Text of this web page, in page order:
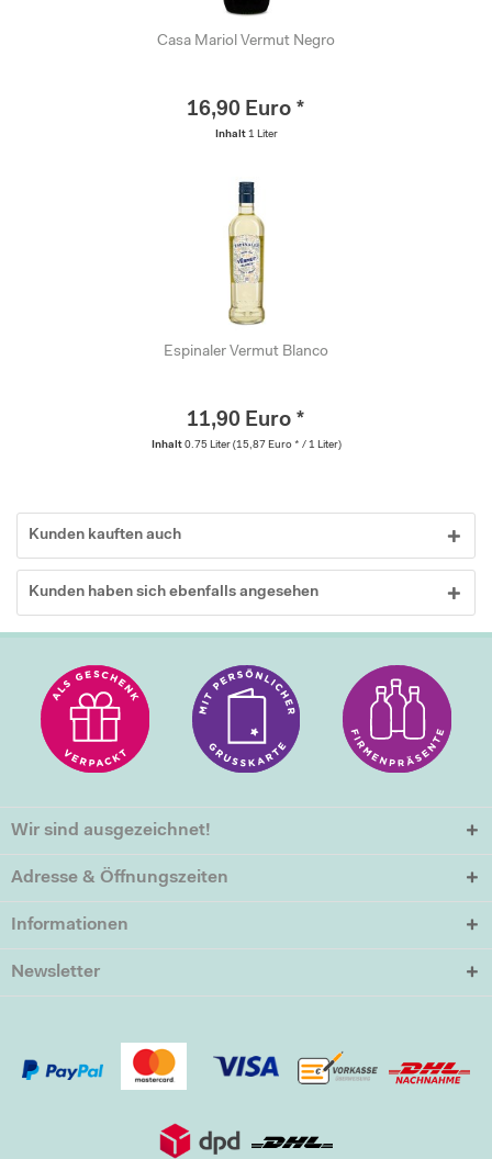
Casa Mariol Vermut Negro
16,90 Euro *
Inhalt 1 Liter
Espinaler Vermut Blanco
11,90 Euro *
Inhalt 0.75 Liter (15,87 Euro * / 1 Liter)
Kunden kauften auch
Kunden haben sich ebenfalls angesehen
Wir sind ausgezeichnet!
Adresse & Öffnungszeiten
Informationen
Newsletter